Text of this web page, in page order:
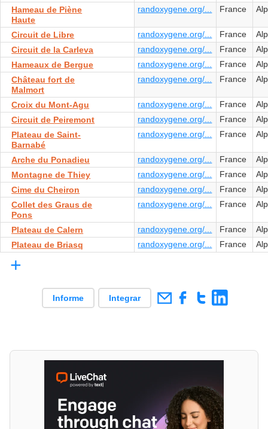
Hameau de Piène
Haute
randoxygene.org/... France
Circuit de Libre randoxygene.org/... France
Circuit de la Carleva
randoxygene.org/... France
Hameaux de Bergue
randoxygene.org/... France
Château fort de
Malmort
randoxygene.org/... France
Croix du Mont-Agu randoxygene.org/... France
Circuit de Peiremont
randoxygene.org/... France
Plateau de Saint-
Barnabé
randoxygene.org/... France
Arche du Ponadieu randoxygene.org/... France
Montagne de Thiey
randoxygene.org/... France
Cime du Cheiron
randoxygene.org/... France
Collet des Graus de
Pons
randoxygene.org/... France
Plateau de Calern randoxygene.org/... France
Plateau de Briasq
randoxygene.org/... France
+
Informe Integrar